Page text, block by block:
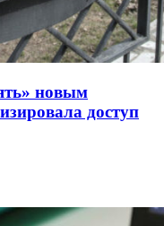
новым
доступ